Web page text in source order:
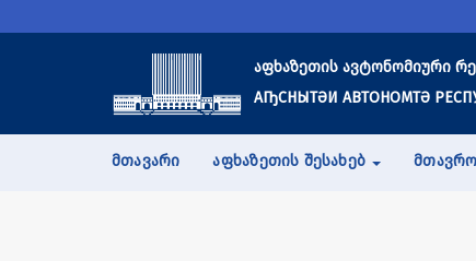
აფხაზეთის ავტონომიური
АҦСНЫТӘИ АВТОНОМТӘ
ᲛᲗᲐᲕᲐᲠᲘ ᲐᲤᲮᲐᲖᲔᲗᲘᲡ ᲨᲔᲡᲐᲮᲔᲑ